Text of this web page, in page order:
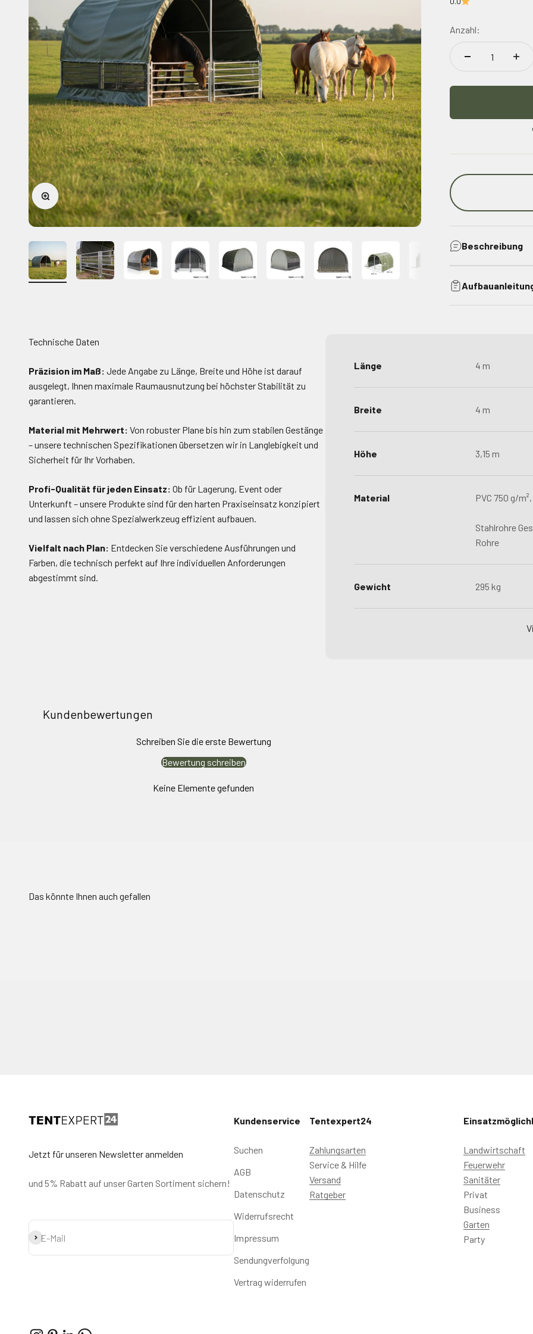
Bild vergrößern
Anzahl:
Beschreibung
Technische Daten
Präzision im Maß: Jede Angabe zu Länge, Breite und Höhe ist darauf
ausgelegt, Ihnen maximale Raumausnutzung bei höchster Stabilität zu
garantieren.
Material mit Mehrwert: Von robuster Plane bis hin zum stabilen Gestänge
– unsere technischen Spezifikationen übersetzen wir in Langlebigkeit und
Sicherheit für Ihr Vorhaben.
Profi-Qualität für jeden Einsatz: Ob für Lagerung, Event oder
Unterkunft – unsere Produkte sind für den harten Praxiseinsatz konzipiert
und lassen sich ohne Spezialwerkzeug effizient aufbauen.
Vielfalt nach Plan: Entdecken Sie verschiedene Ausführungen und
Farben, die technisch perfekt auf Ihre individuellen Anforderungen
abgestimmt sind.
Länge 4 m
Breite 4 m
Höhe 3,15 m
Material PVC 750 g/
Stahlrohre
Rohre
Gewicht 295 kg
Kundenbewertungen
Schreiben Sie die erste Bewertung
Bewertung schreiben
Keine Elemente gefunden
Das könnte Ihnen auch gefallen
Jetzt für unseren Newsletter anmelden
und 5% Rabatt auf unser Garten Sortiment sichern!
E-Mail
Abonnieren
Kundenservice
Suchen
AGB
Datenschutz
Widerrufsrecht
Impressum
Sendungverfolgung
Vertrag widerrufen
Tentexpert24
Zahlungsarten
Service & Hilfe
Versand
Ratgeber
Landwirtschaft
Feuerwehr
Sanitäter
Privat
Business
Garten
Party